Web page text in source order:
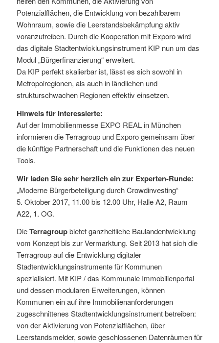
Potenzialflächen, die Entwicklung von bezahlbarem
Wohnraum, sowie die Leerstandsbekämpfung aktiv
voranzutreiben. Durch die Kooperation mit Exporo wird
das digitale Stadtentwicklungsinstrument KIP nun um das
Modul „Bürgerfinanzierung“ erweitert.
Da KIP perfekt skalierbar ist, lässt es sich sowohl in
Metropolregionen, als auch in ländlichen und
strukturschwachen Regionen effektiv einsetzen.
Hinweis für Interessierte:
Auf der Immobilienmesse EXPO REAL in München
informieren die Terragroup und Exporo gemeinsam über
die künftige Partnerschaft und die Funktionen des neuen
Tools.
Wir laden Sie sehr herzlich ein zur Experten-Runde:
„Moderne Bürgerbeteiligung durch Crowdinvesting“
5. Oktober 2017, 11.00 bis 12.00 Uhr, Halle A2, Raum
A22, 1. OG.
DieTerragroupbietet ganzheitliche Baulandentwicklung
vom Konzept bis zur Vermarktung. Seit 2013 hat sich die
Terragroup auf die Entwicklung digitaler
Stadtentwicklungsinstrumente für Kommunen
spezialisiert. Mit KIP / das Kommunale Immobilienportal
und dessen modularen Erweiterungen, können
Kommunen ein auf ihre Immobilienanforderungen
zugeschnittenes Stadtentwicklungsinstrument betreiben:
von der Aktivierung von Potenzialflächen, über
Leerstandsmelder, sowie geschlossenen Datenräumen für